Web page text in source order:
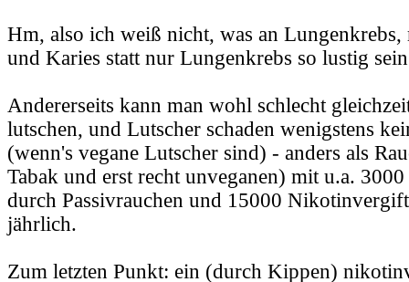
Hm, also ich weiß nicht, was an
und Karies statt nur Lungenkrebs so lustig
Andererseits kann man wohl schlecht
lutschen, und Lutscher schaden wenigstens
(wenn's vegane Lutscher sind) - anders als
Tabak und erst recht unveganen) mit u.a.
durch Passivrauchen und 15000
jährlich.
Zum letzten Punkt: ein (durch Kippen)